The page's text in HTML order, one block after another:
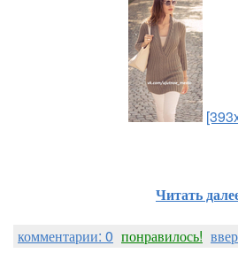
Читать
комментарии: 0 понравилось!